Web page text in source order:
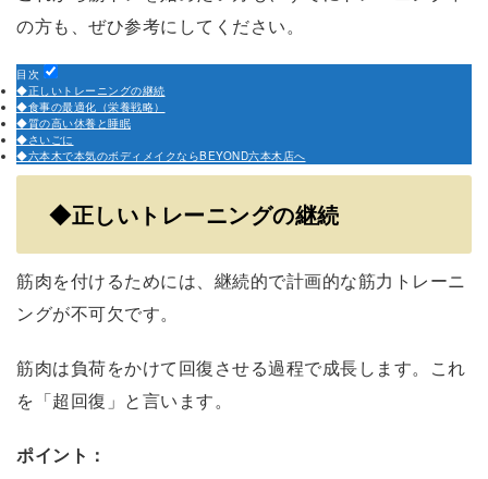
の方も、ぜひ参考にしてください。
目次
◆正しいトレーニングの継続
◆食事の最適化（栄養戦略）
◆質の高い休養と睡眠
◆さいごに
◆六本木で本気のボディメイクならBEYOND六本木店へ
◆正しいトレーニングの継続
筋肉を付けるためには、継続的で計画的な筋力トレーニ
ングが不可欠です。
筋肉は負荷をかけて回復させる過程で成長します。これ
を「超回復」と言います。
ポイント：